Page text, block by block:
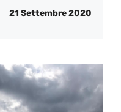
21 Settembre 2020